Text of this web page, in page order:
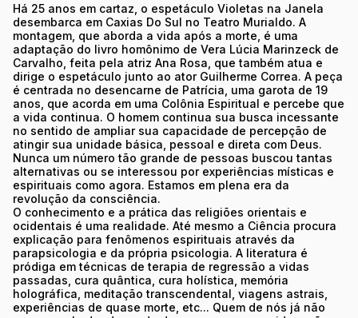
Há 25 anos em cartaz, o espetáculo Violetas na Janela
desembarca em Caxias Do Sul no Teatro Murialdo. A
montagem, que aborda a vida após a morte, é uma
adaptação do livro homônimo de Vera Lúcia Marinzeck de
Carvalho, feita pela atriz Ana Rosa, que também atua e
dirige o espetáculo junto ao ator Guilherme Correa. A peça
é centrada no desencarne de Patrícia, uma garota de 19
anos, que acorda em uma Colônia Espiritual e percebe que
a vida continua. O homem continua sua busca incessante
no sentido de ampliar sua capacidade de percepção de
atingir sua unidade básica, pessoal e direta com Deus.
Nunca um número tão grande de pessoas buscou tantas
alternativas ou se interessou por experiências místicas e
espirituais como agora. Estamos em plena era da
revolução da consciência.
O conhecimento e a prática das religiões orientais e
ocidentais é uma realidade. Até mesmo a Ciência procura
explicação para fenômenos espirituais através da
parapsicologia e da própria psicologia. A literatura é
pródiga em técnicas de terapia de regressão a vidas
passadas, cura quântica, cura holística, memória
holográfica, meditação transcendental, viagens astrais,
experiências de quase morte, etc... Quem de nós já não